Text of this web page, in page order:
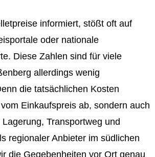
informiert, stößt oft auf
oder nationale
Diese Zahlen sind für viele
allerdings wenig
die tatsächlichen Kosten
Einkaufspreis ab, sondern auch
Transportweg und
regionaler Anbieter im südlichen
die Gegebenheiten vor Ort genau